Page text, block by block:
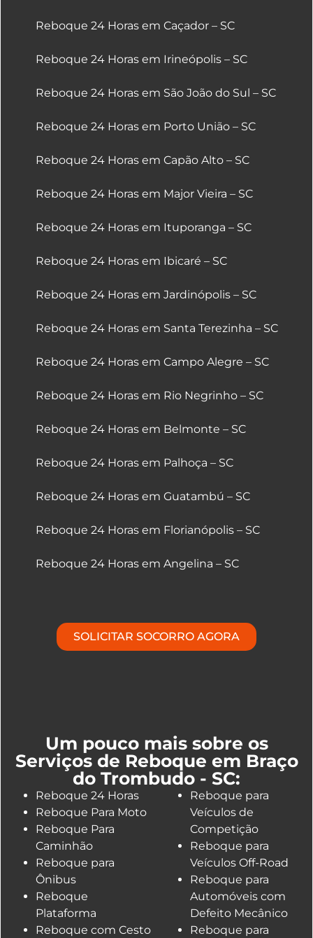
Reboque 24 Horas em Caçador – SC
Reboque 24 Horas em Irineópolis – SC
Reboque 24 Horas em São João do Sul – SC
Reboque 24 Horas em Porto União – SC
Reboque 24 Horas em Capão Alto – SC
Reboque 24 Horas em Major Vieira – SC
Reboque 24 Horas em Ituporanga – SC
Reboque 24 Horas em Ibicaré – SC
Reboque 24 Horas em Jardinópolis – SC
Reboque 24 Horas em Santa Terezinha – SC
Reboque 24 Horas em Campo Alegre – SC
Reboque 24 Horas em Rio Negrinho – SC
Reboque 24 Horas em Belmonte – SC
Reboque 24 Horas em Palhoça – SC
Reboque 24 Horas em Guatambú – SC
Reboque 24 Horas em Florianópolis – SC
Reboque 24 Horas em Angelina – SC
SOLICITAR SOCORRO AGORA
Um pouco mais sobre os
Serviços de Reboque em Braço
do Trombudo - SC:
Reboque 24 Horas
Reboque Para Moto
Reboque Para
Caminhão
Reboque para
Ônibus
Reboque
Plataforma
Reboque com Cesto
Reboque para
Veículos de
Competição
Reboque para
Veículos Off-Road
Reboque para
Automóveis com
Defeito Mecânico
Reboque para